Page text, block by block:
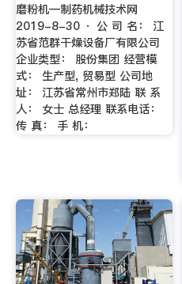
磨粉机—制药机械技术网
2019-8-30 · 公 司 名： 江
苏省范群干燥设备厂有限公司
企业类型： 股份集团 经营模
式： 生产型, 贸易型 公司地
址： 江苏省常州市郑陆 联 系
人： 女士 总经理 联系电话：
传 真： 手 机：